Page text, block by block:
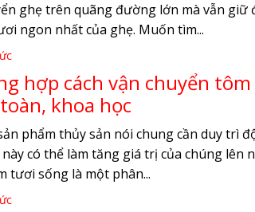
ghẹ trên quãng đường lớn mà vẫn giữ
ngon nhất của ghẹ. Muốn tìm...
hợp cách vận chuyển
khoa học
phẩm thủy sản nói chung cần duy trì
có thể làm tăng giá trị của chúng lên
tươi sống là một phân...